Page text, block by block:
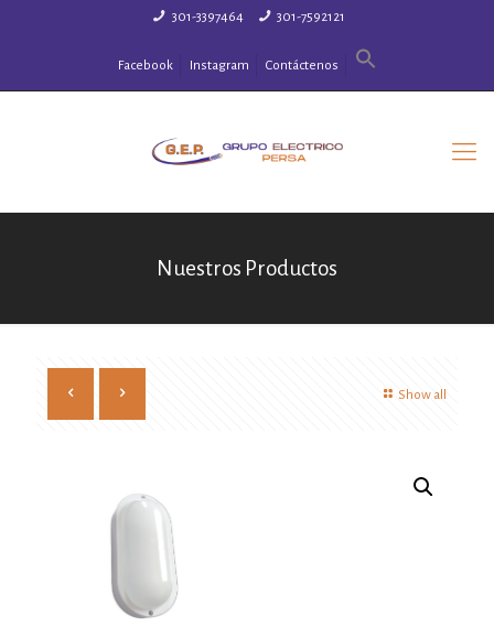
301-3397464 301-7592121
Facebook Instagram Contáctenos
Nuestros Productos
Show all